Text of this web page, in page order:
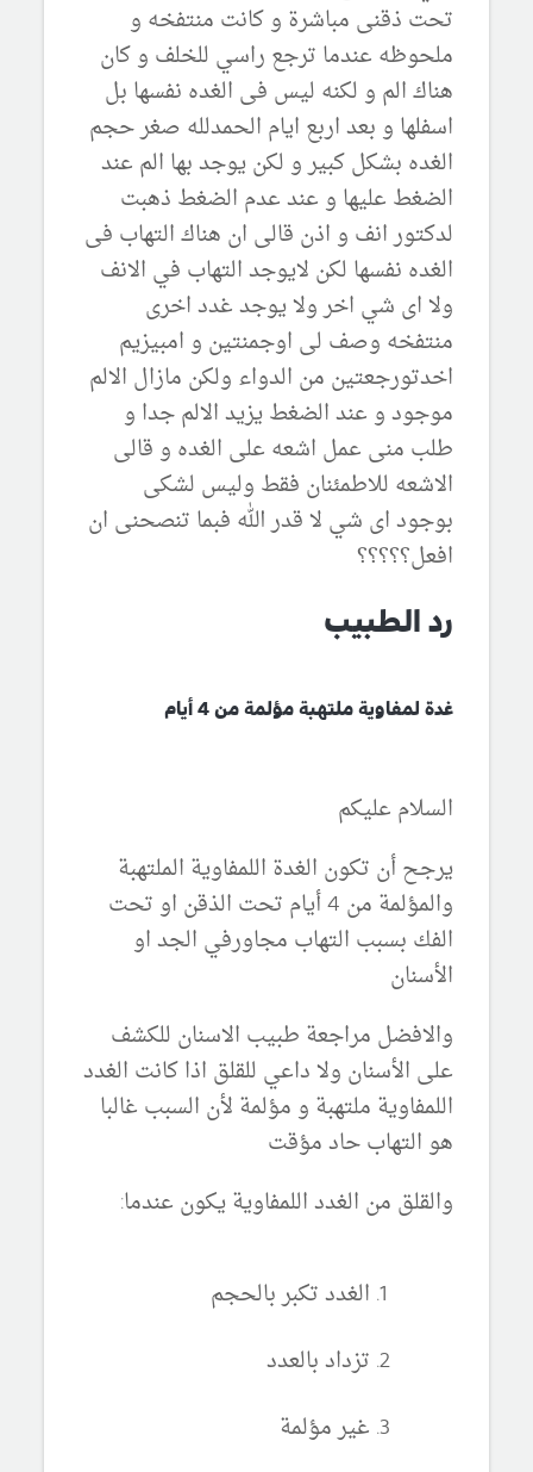
تحت ذقنى مباشرة و كانت منتفخه و
ملحوظه عندما ترجع راسي للخلف و كان
هناك الم و لكنه ليس فى الغده نفسها بل
اسفلها و بعد اربع ايام الحمدلله صغر حجم
الغده بشكل كبير و لكن يوجد بها الم عند
الضغط عليها و عند عدم الضغط ذهبت
لدكتور انف و اذن قالى ان هناك التهاب فى
الغده نفسها لكن لايوجد التهاب في الانف
ولا اى شي اخر ولا يوجد غدد اخرى
منتفخه وصف لى اوجمنتين و امبيزيم
اخدتورجعتين من الدواء ولكن مازال الالم
موجود و عند الضغط يزيد الالم جدا و
طلب منى عمل اشعه على الغده و قالى
الاشعه للاطمئنان فقط وليس لشكى
بوجود اى شي لا قدر الله فبما تنصحنى ان
افعل؟؟؟؟؟
رد الطبيب
غدة لمفاوية ملتهبة مؤلمة من 4 أيام
السلام عليكم
يرجح أن تكون الغدة اللمفاوية الملتهبة
والمؤلمة من 4 أيام تحت الذقن او تحت
الفك بسبب التهاب مجاورفي الجد او
الأسنان
والافضل مراجعة طبيب الاسنان للكشف
على الأسنان ولا داعي للقلق اذا كانت الغدد
اللمفاوية ملتهبة و مؤلمة لأن السبب غالبا
هو التهاب حاد مؤقت
والقلق من الغدد اللمفاوية يكون عندما:
الغدد تكبر بالحجم
تزداد بالعدد
غير مؤلمة